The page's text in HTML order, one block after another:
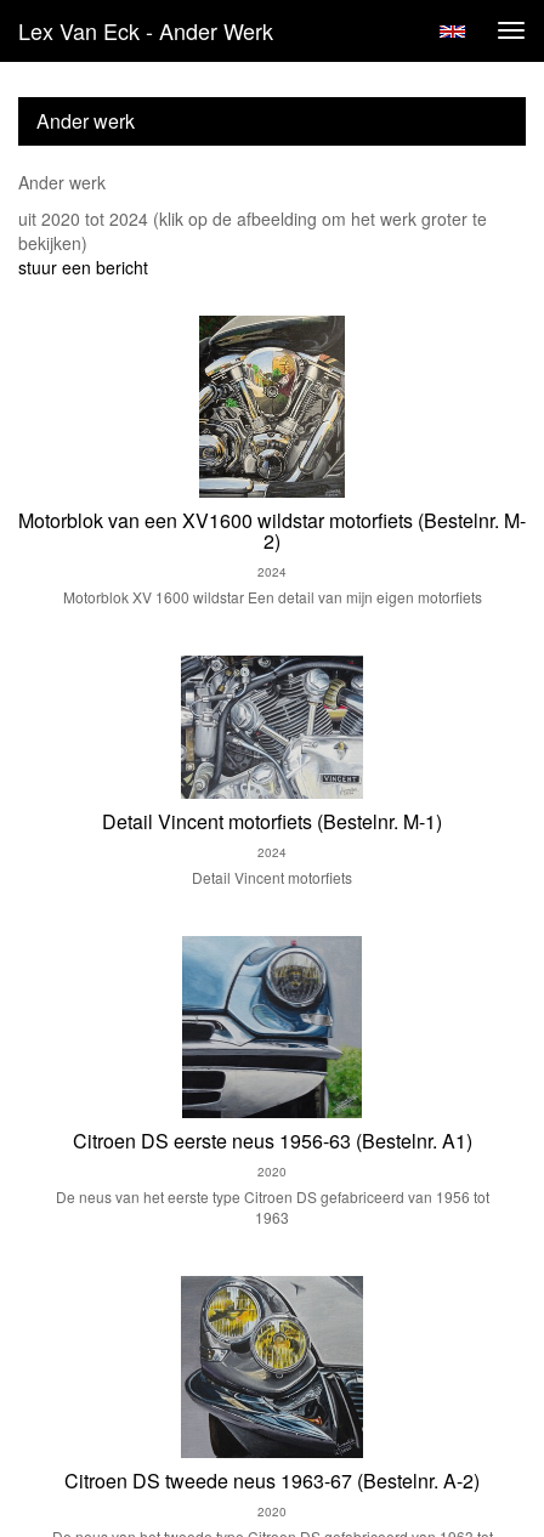
Lex Van Eck - Ander Werk
Ander werk
Ander werk
uit 2020 tot 2024 (klik op de afbeelding om het werk groter te
bekijken)
stuur een bericht
Motorblok van een XV1600 wildstar motorfiets (Bestelnr. M-
2)
2024
Motorblok XV 1600 wildstar Een detail van mijn eigen motorfiets
Detail Vincent motorfiets (Bestelnr. M-1)
2024
Detail Vincent motorfiets
Citroen DS eerste neus 1956-63 (Bestelnr. A1)
2020
De neus van het eerste type Citroen DS gefabriceerd van 1956 tot
1963
Citroen DS tweede neus 1963-67 (Bestelnr. A-2)
2020